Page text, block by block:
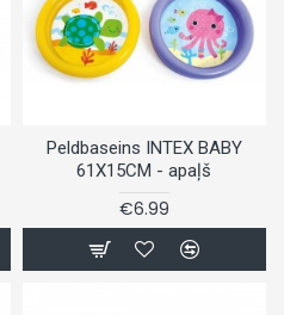
Peldbaseins INTEX BABY
61X15CM - apaļš
€6.99